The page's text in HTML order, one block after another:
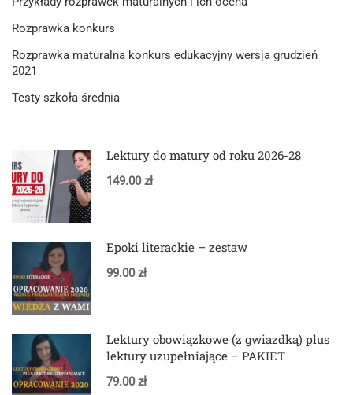
Rozprawka konkurs
Rozprawka maturalna konkurs edukacyjny wersja grudzień
2021
Testy szkoła średnia
Lektury do matury od roku 2026-28
149.00 zł
Epoki literackie – zestaw
99.00 zł
Lektury obowiązkowe (z gwiazdką) plus
lektury uzupełniające – PAKIET
79.00 zł